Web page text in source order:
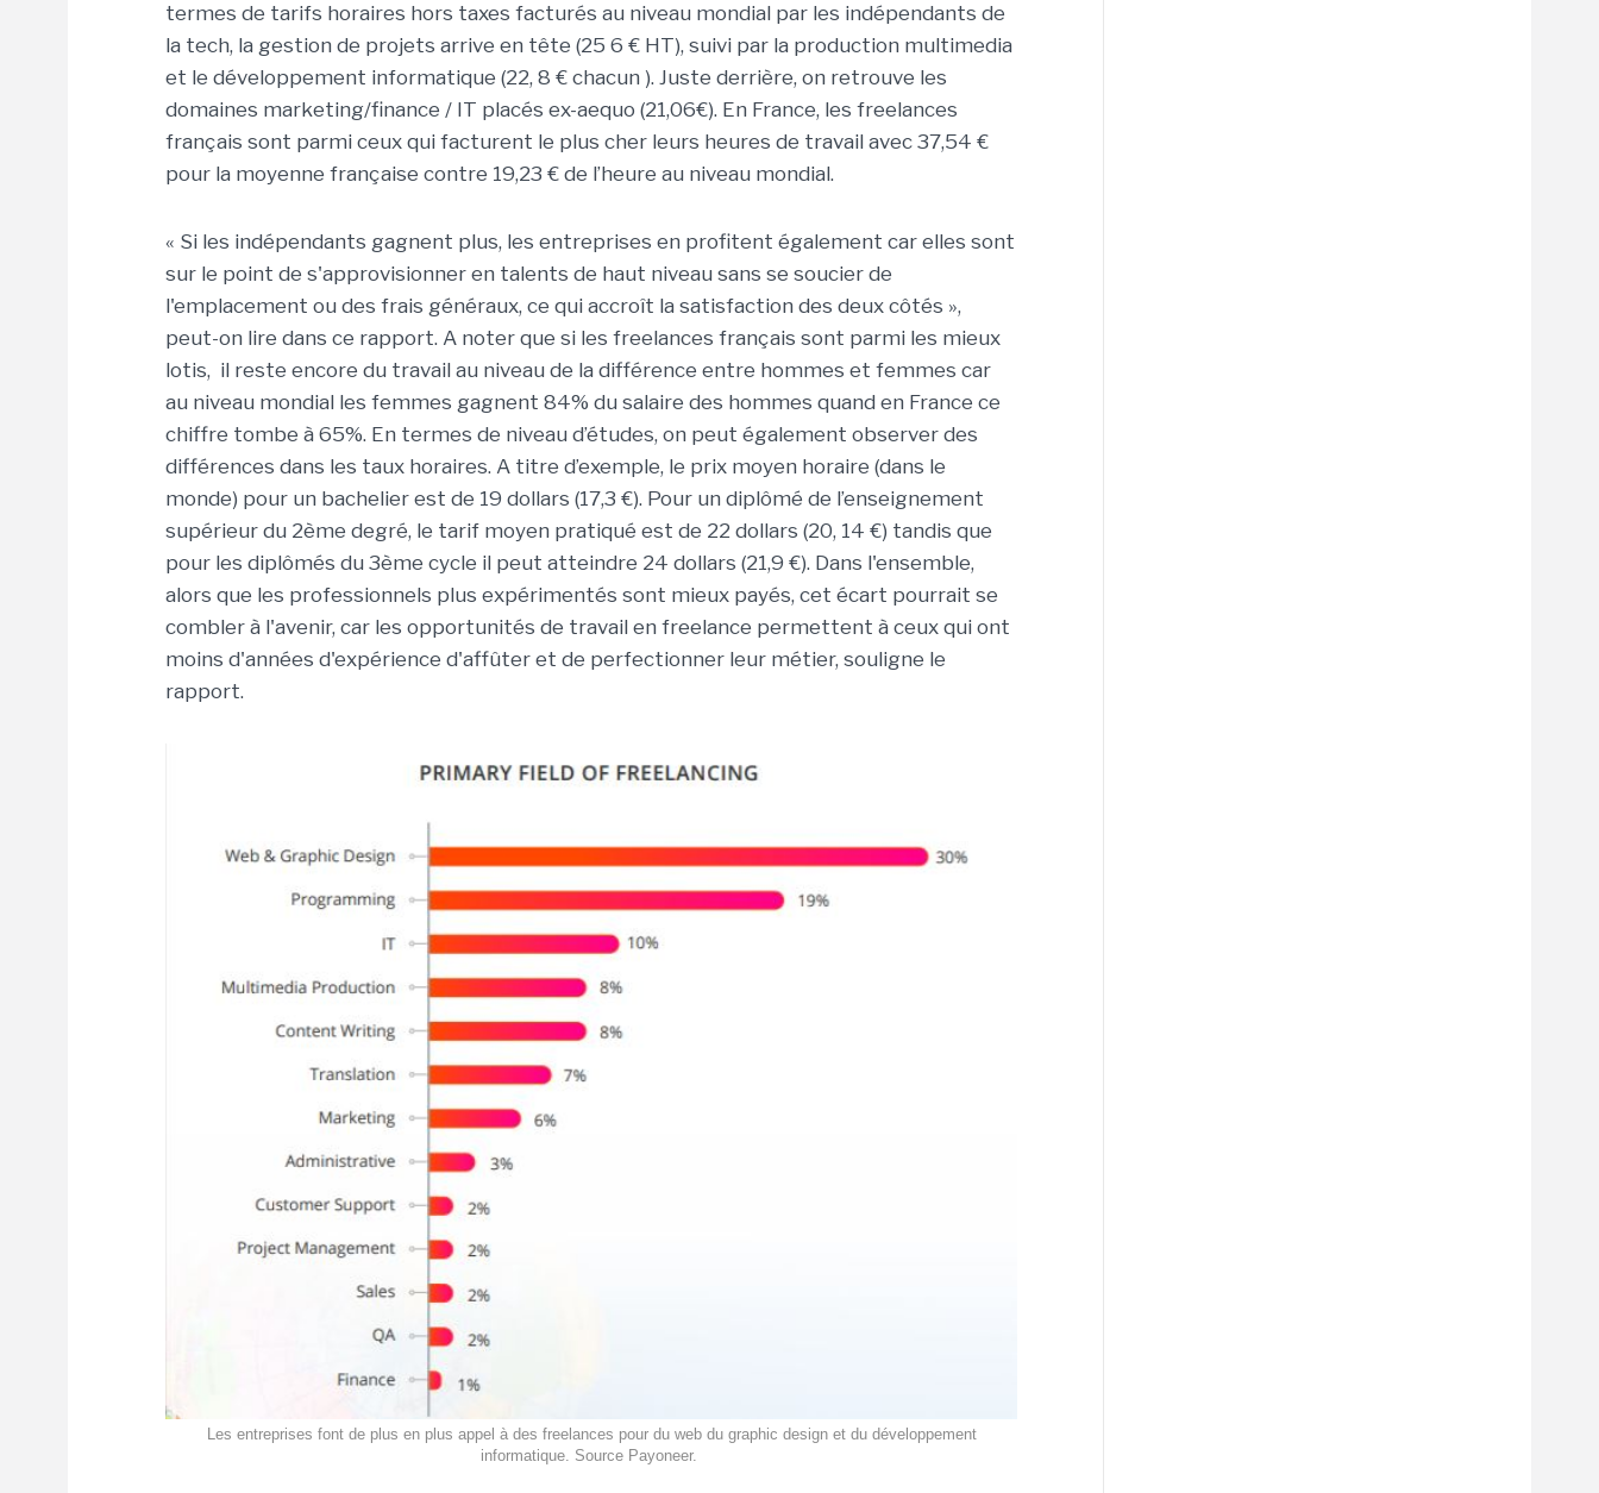
termes de tarifs horaires hors taxes facturés au niveau mondial par les indépendants de
la tech, la gestion de projets arrive en tête (25 6 € HT), suivi par la production multimedia
et le développement informatique (22, 8 € chacun ). Juste derrière, on retrouve les
domaines marketing/finance / IT placés ex-aequo (21,06€). En France, les freelances
français sont parmi ceux qui facturent le plus cher leurs heures de travail avec 37,54 €
pour la moyenne française contre 19,23 € de l’heure au niveau mondial.
« Si les indépendants gagnent plus, les entreprises en profitent également car elles sont
sur le point de s'approvisionner en talents de haut niveau sans se soucier de
l'emplacement ou des frais généraux, ce qui accroît la satisfaction des deux côtés »,
peut-on lire dans ce rapport. A noter que si les freelances français sont parmi les mieux
lotis, il reste encore du travail au niveau de la différence entre hommes et femmes car
au niveau mondial les femmes gagnent 84% du salaire des hommes quand en France ce
chiffre tombe à 65%. En termes de niveau d’études, on peut également observer des
différences dans les taux horaires. A titre d’exemple, le prix moyen horaire (dans le
monde) pour un bachelier est de 19 dollars (17,3 €). Pour un diplômé de l’enseignement
supérieur du 2ème degré, le tarif moyen pratiqué est de 22 dollars (20, 14 €) tandis que
pour les diplômés du 3ème cycle il peut atteindre 24 dollars (21,9 €). Dans l'ensemble,
alors que les professionnels plus expérimentés sont mieux payés, cet écart pourrait se
combler à l'avenir, car les opportunités de travail en freelance permettent à ceux qui ont
moins d'années d'expérience d'affûter et de perfectionner leur métier, souligne le
rapport.
Les entreprises font de plus en plus appel à des freelances pour du web du graphic design et du développement
informatique. Source Payoneer.